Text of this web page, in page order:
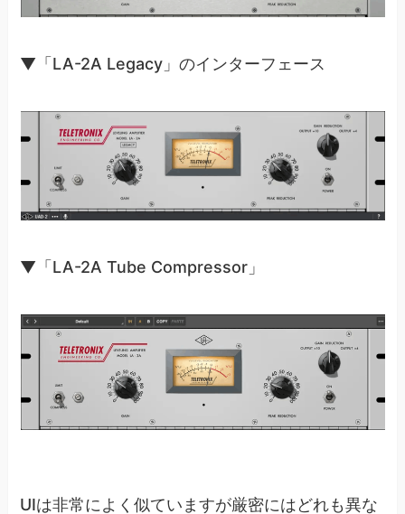
▼「LA-2A Legacy」のインターフェース
▼「LA-2A Tube Compressor」
UIは非常によく似ていますが厳密にはどれも異な